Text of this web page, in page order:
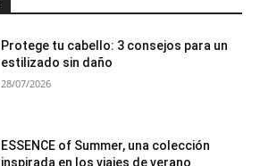
Protege tu cabello: 3 consejos para un
estilizado sin daño
28/07/2026
ESSENCE of Summer, una colección
inspirada en los viajes de verano